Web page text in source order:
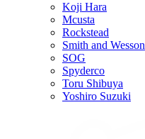
Koji Hara
Mcusta
Rockstead
Smith and Wesson
SOG
Spyderco
Toru Shibuya
Yoshiro Suzuki